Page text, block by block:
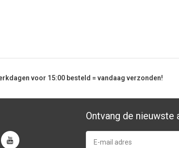
voor 15:00besteld = vandaag verzonden!
Ontvang de